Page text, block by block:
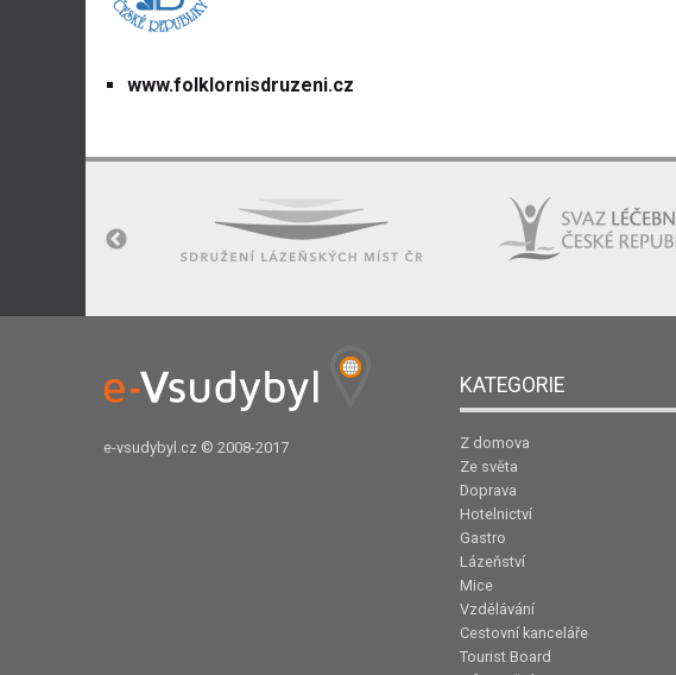
www.folklornisdruzeni.cz
e-vsudybyl.cz © 2008-2017
KATEGORIE
Z domova
Ze světa
Doprava
Hotelnictví
Gastro
Lázeňství
Mice
Vzdělávání
Cestovní kanceláře
Tourist Board